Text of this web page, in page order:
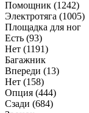
Помощник (1242)
Электротяга (1005)
Площадка для ног
Есть (93)
Нет (1191)
Багажник
Впереди (13)
Нет (158)
Опция (444)
Сзади (684)